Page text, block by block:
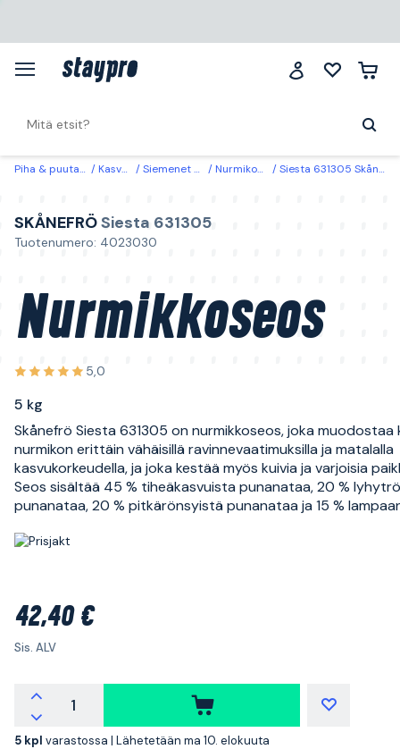
Piha & puutarha Kasvatus Siemenet & sipulit Nurmikonsiemenet Siesta 631305 Skånefrö Nurmikkoseos 5 kg
SKÅNEFRÖSiesta 631305
Tuotenumero: 4023030
Nurmikkoseos
5,0
5 kg
Skånefrö Siesta 631305 on nurmikkoseos, joka muodostaa
nurmikon erittäin vähäisillä ravinnevaatimuksilla ja matalalla
kasvukorkeudella, ja joka kestää myös kuivia ja varjoisia
Seos sisältää 45 % tiheäkasvuista punanataa, 20 %
punanataa, 20 % pitkärönsyistä punanataa ja 15 %
42,40 €
Sis. ALV
5 kpl varastossa | Lähetetään ma 10. elokuuta